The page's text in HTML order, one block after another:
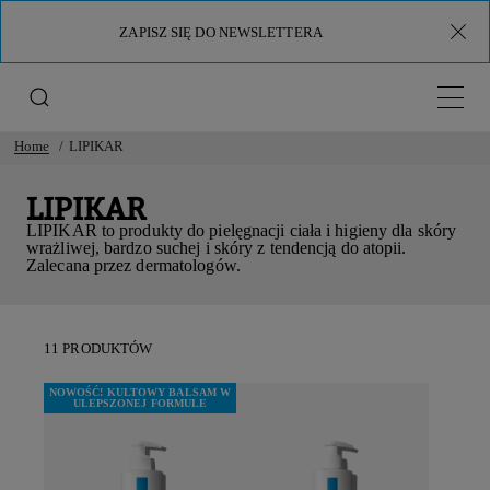
Menu
Home LIPIKAR
ZAPISZ SIĘ DO NEWSLETTERA
LIPIKAR
LIPIKAR to produkty do pielęgnacji ciała i higieny dla skóry
wrażliwej, bardzo suchej i skóry z tendencją do atopii.
Zalecana przez dermatologów.
11 PRODUKTÓW
NOWOŚĆ! KULTOWY BALSAM W
ULEPSZONEJ FORMULE